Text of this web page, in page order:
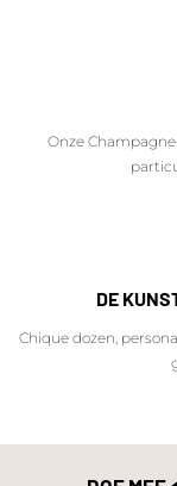
Onze
DE
Chique dozen,